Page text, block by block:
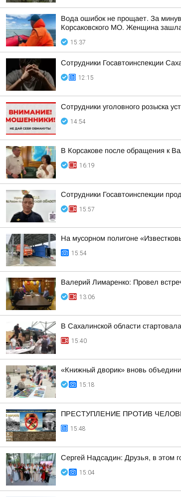
Вода ошибок не прощает. За
Корсаковского МО. Женщина
15:37
Сотрудники Госавтоинспекции
12:15
Сотрудники уголовного розыска
14:54
В Корсакове после обращения к
16:19
Сотрудники Госавтоинспекции
15:57
На мусорном полигоне
15:54
Валерий Лимаренко: Провел
13:06
В Сахалинской области
15:40
«Книжный дворик» вновь
15:18
ПРЕСТУПЛЕНИЕ ПРОТИВ
15:48
Сергей Надсадин: Друзья, в этом
15:04